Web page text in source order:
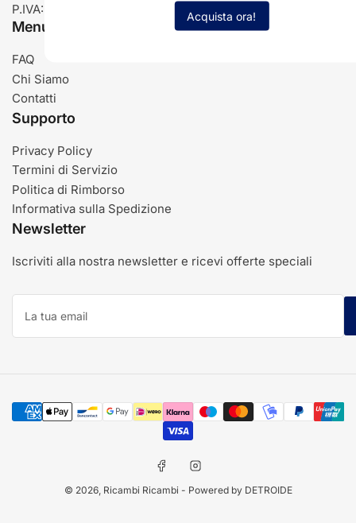
P.IVA: IT03485840726
Menu
FAQ
Chi Siamo
Contatti
Supporto
Privacy Policy
Termini di Servizio
Politica di Rimborso
Informativa sulla Spedizione
Newsletter
Iscriviti alla nostra newsletter e ricevi offerte speciali
La
tua
Modalità
di
pagamento
FacebookInstagram
© 2026, Ricambi Ricambi - Powered by DETROIDE
Acquista ora!